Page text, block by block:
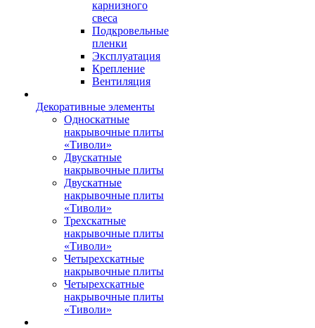
карнизного
свеса
Подкровельные
пленки
Эксплуатация
Крепление
Вентиляция
Декоративные элементы
Односкатные
накрывочные плиты
«Тиволи»
Двускатные
накрывочные плиты
Двускатные
накрывочные плиты
«Тиволи»
Трехскатные
накрывочные плиты
«Тиволи»
Четырехскатные
накрывочные плиты
Четырехскатные
накрывочные плиты
«Тиволи»